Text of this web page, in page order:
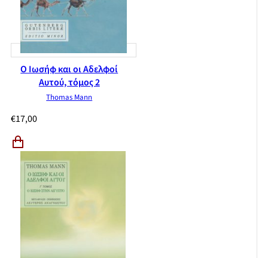
Ο Ιωσήφ και οι Αδελφοί
Αυτού, τόμος 2
Thomas Mann
€17,00